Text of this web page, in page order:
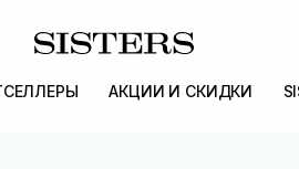
АКЦИИ И СКИДКИ